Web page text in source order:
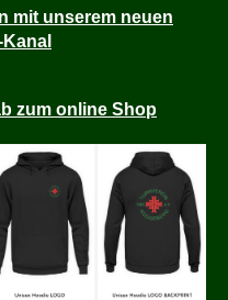
mit unserem neuen
zum online Shop